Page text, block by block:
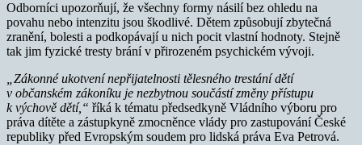
Odborníci upozorňují, že všechny formy násilí bez ohledu na
povahu nebo intenzitu jsou škodlivé. Dětem způsobují zbytečná
zranění, bolesti a podkopávají u nich pocit vlastní hodnoty. Stejně
tak jim fyzické tresty brání v přirozeném psychickém vývoji.
„Zákonné ukotvení nepřijatelnosti tělesného trestání dětí
v občanském zákoníku je nezbytnou součástí změny přístupu
k výchově dětí,“ říká k tématu předsedkyně Vládního výboru pro
práva dítěte a zástupkyně zmocněnce vlády pro zastupování České
republiky před Evropským soudem pro lidská práva Eva Petrová.